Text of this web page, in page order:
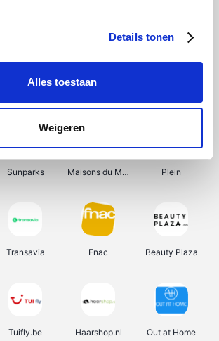
Details tonen
Alles toestaan
Weigeren
Bergfreunde Pazzox Smartwatchbanden
Sunparks Maisons du Monde Plein
Transavia Fnac Beauty Plaza
Tuifly.be Haarshop.nl Out at Home